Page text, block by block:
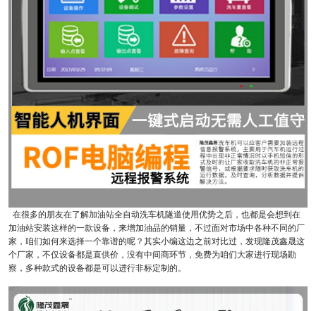
在很多的朋友在了解加油站全自动洗车机隧道使用优势之后，也都是会想到在
加油站安装这样的一款设备，来增加油品的销量，不过面对市场中各种不同的厂
家，咱们如何来选择一个靠谱的呢？其实小编这边之前对比过，发现隆茂鑫晟这
个厂家，不仅设备都是直供价，没有中间商环节，免费为咱们大家进行现场勘
察，多种款式的设备都是可以进行非标定制的。